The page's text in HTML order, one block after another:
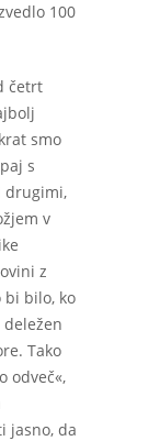
100
četrt
smo
s
drugimi,
v
z
bi bilo, ko
Tako
odveč«,
jasno, da